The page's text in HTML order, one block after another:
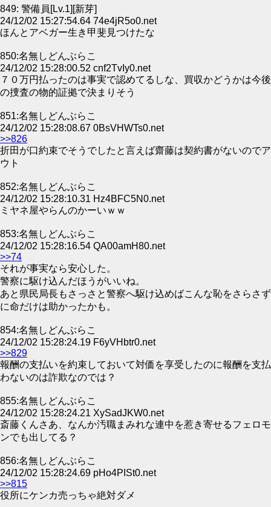
849: 警備員[Lv.1][新芽]
24/12/02 15:27:54.64 74e4jR5o0.net
ほんとアベガー生き甲斐見つけたな
850:名無しどんぶらこ
24/12/02 15:28:00.52 cnf2TvIy0.net
７０万円払ったのは事実で認めてるしな、買収かどうかは今後
の捜査の物的証拠で決まりそう
851:名無しどんぶらこ
24/12/02 15:28:08.67 0BsVHWTs0.net
>>826
折田が口約束でそうでしたと言えば齋藤は契約書がないのでア
ウト
852:名無しどんぶらこ
24/12/02 15:28:10.31 Hz4BFC5N0.net
ミヤネ屋やらんのかーいｗｗ
853:名無しどんぶらこ
24/12/02 15:28:16.54 QA00amH80.net
>>74
それが事実なら安心した。
警察に駆け込んだほうがいいね。
あと県民局長もさっさと警察へ駆け込めばこんな恥をさらさず
に命だけは助かったかも。
854:名無しどんぶらこ
24/12/02 15:28:24.19 F6yVHbtr0.net
>>829
報酬の支払いを約束しておいて対価を享受したのに報酬を支払
わないのは詐欺なのでは？
855:名無しどんぶらこ
24/12/02 15:28:24.21 XySadJKW0.net
斎藤くんさあ、なんか汚職まみれな連中を惹き寄せるフェロモ
ンでも出してる？
856:名無しどんぶらこ
24/12/02 15:28:24.69 pHo4PISt0.net
>>815
役所にケンカ売っちゃ絶対ダメ